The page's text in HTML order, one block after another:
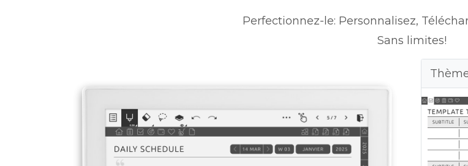
Perfectionnez-le: Personnalisez,
Sans limites!